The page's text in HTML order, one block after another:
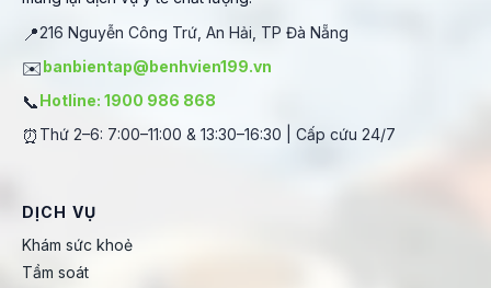
📍216 Nguyễn Công Trứ, An Hải, TP Đà Nẵng
✉️banbientap@benhvien199.vn
📞Hotline: 1900 986 868
⏰ Thứ 2–6: 7:00–11:00 & 13:30–16:30 | Cấp cứu 24/7
DỊCH VỤ
Khám sức khoẻ
Tầm soát